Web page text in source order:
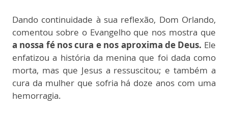
Dando continuidade à sua reflexão, Dom Orlando,
comentou sobre o Evangelho que nos mostra que
a nossa fé nos cura e nos aproxima de Deus. Ele
enfatizou a história da menina que foi dada como
morta, mas que Jesus a ressuscitou; e também a
cura da mulher que sofria há doze anos com uma
hemorragia.